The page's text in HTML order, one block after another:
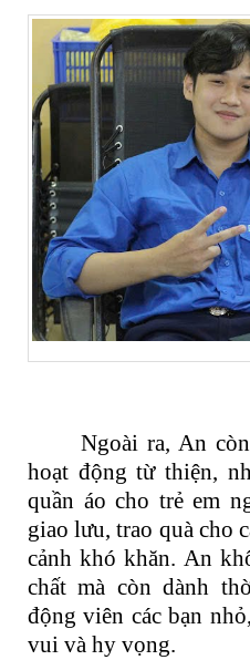
Ngoài ra, An
hoạt động từ thiện,
quần áo cho trẻ em
giao lưu, trao quà cho
cảnh khó khăn. An
chất mà còn dành
động viên các bạn
vui và hy vọng.